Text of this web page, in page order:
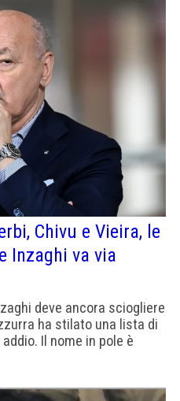
Chivu e Vieira, le
Inzaghi va via
deve ancora sciogliere
ha stilato una lista di
Il nome in pole è